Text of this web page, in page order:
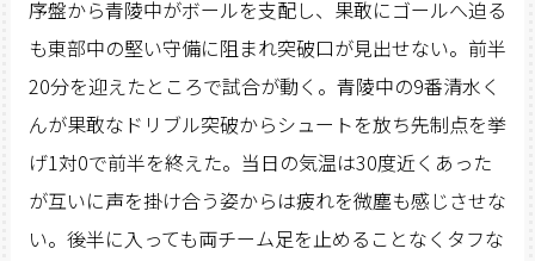
序盤から青陵中がボールを支配し、果敢にゴールへ迫る
も東部中の堅い守備に阻まれ突破口が見出せない。前半
20分を迎えたところで試合が動く。青陵中の9番清水く
んが果敢なドリブル突破からシュートを放ち先制点を挙
げ1対0で前半を終えた。当日の気温は30度近くあった
が互いに声を掛け合う姿からは疲れを微塵も感じさせな
い。後半に入っても両チーム足を止めることなくタフな